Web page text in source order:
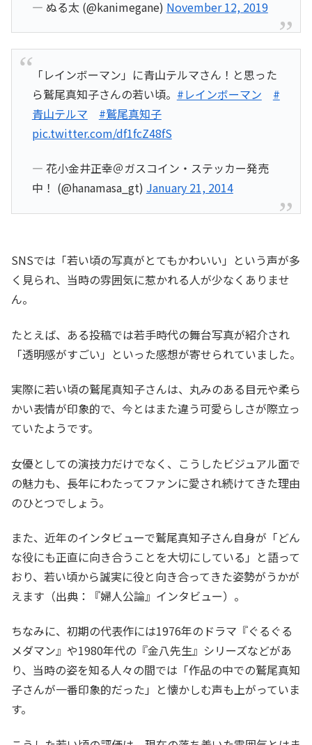
— ぬる太 (@kanimegane) November 12, 2019
「レインボーマン」に青山テルマさん！と思った
ら鷲尾真知子さんの若い頃。 #レインボーマン
#
青山テルマ
#鷲尾真知子
pic.twitter.com/df1fcZ48fS
— 花小金井正幸＠ガスコイン・ステッカー発売
中！ (@hanamasa_gt) January 21, 2014
SNSでは「若い頃の写真がとてもかわいい」という声が多
く見られ、当時の雰囲気に惹かれる人が少なくありませ
ん。
たとえば、ある投稿では若手時代の舞台写真が紹介され
「透明感がすごい」といった感想が寄せられていました。
実際に若い頃の鷲尾真知子さんは、丸みのある目元や柔ら
かい表情が印象的で、今とはまた違う可愛らしさが際立っ
ていたようです。
女優としての演技力だけでなく、こうしたビジュアル面で
の魅力も、長年にわたってファンに愛され続けてきた理由
のひとつでしょう。
また、近年のインタビューで鷲尾真知子さん自身が「どん
な役にも正直に向き合うことを大切にしている」と語って
おり、若い頃から誠実に役と向き合ってきた姿勢がうかが
えます（出典：『婦人公論』インタビュー）。
ちなみに、初期の代表作には1976年のドラマ『ぐるぐる
メダマン』や1980年代の『金八先生』シリーズなどがあ
り、当時の姿を知る人々の間では「作品の中での鷲尾真知
子さんが一番印象的だった」と懐かしむ声も上がっていま
す。